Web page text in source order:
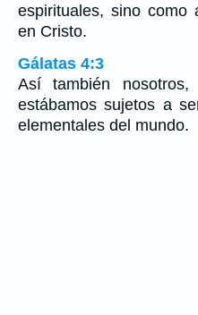
espirituales, sino como
en Cristo.
Gálatas 4:3
Así también nosotros,
estábamos sujetos a
elementales del mundo.